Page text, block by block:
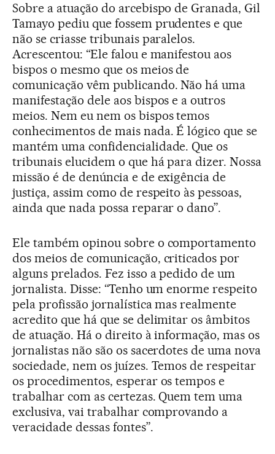
Sobre a atuação do arcebispo de Granada, Gil
Tamayo pediu que fossem prudentes e que
não se criasse tribunais paralelos.
Acrescentou: “Ele falou e manifestou aos
bispos o mesmo que os meios de
comunicação vêm publicando. Não há uma
manifestação dele aos bispos e a outros
meios. Nem eu nem os bispos temos
conhecimentos de mais nada. É lógico que se
mantém uma confidencialidade. Que os
tribunais elucidem o que há para dizer. Nossa
missão é de denúncia e de exigência de
justiça, assim como de respeito às pessoas,
ainda que nada possa reparar o dano”.
Ele também opinou sobre o comportamento
dos meios de comunicação, criticados por
alguns prelados. Fez isso a pedido de um
jornalista. Disse: “Tenho um enorme respeito
pela profissão jornalística mas realmente
acredito que há que se delimitar os âmbitos
de atuação. Há o direito à informação, mas os
jornalistas não são os sacerdotes de uma nova
sociedade, nem os juízes. Temos de respeitar
os procedimentos, esperar os tempos e
trabalhar com as certezas. Quem tem uma
exclusiva, vai trabalhar comprovando a
veracidade dessas fontes”.